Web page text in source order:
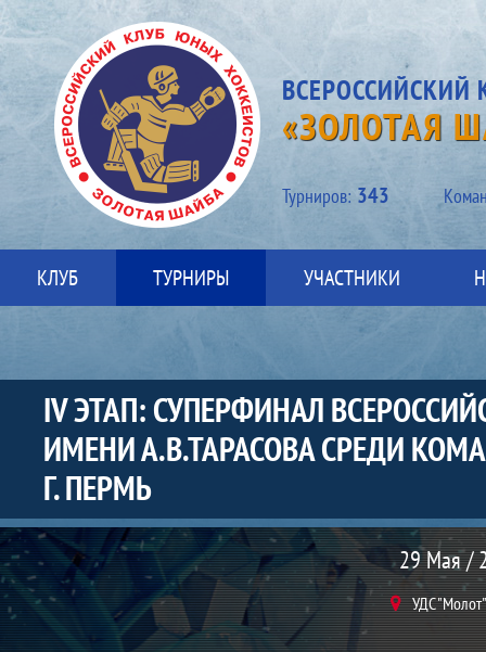
«ЗОЛОТАЯ
Турниров: 343
КЛУБ ТУРНИРЫ УЧАСТНИКИ
IV ЭТАП: СУПЕРФИНАЛ
ИМЕНИ А.В.ТАРАСОВА СРЕДИ
Г. ПЕРМЬ
Матч
29 Мая /
УДС